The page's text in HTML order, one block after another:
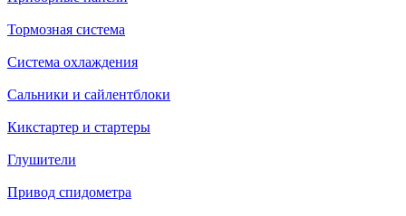
Тормозная система
Система охлаждения
Сальники и сайлентблоки
Кикстартер и стартеры
Глушители
Привод спидометра